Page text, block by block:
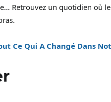
Retrouvez un quotidien où
Ce Qui A Changé Dans